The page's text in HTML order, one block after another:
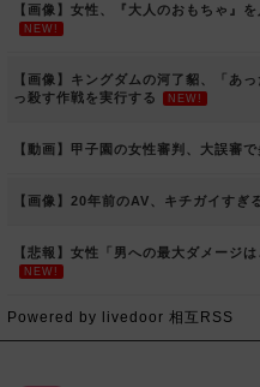
【画像】女性、『大人のおもちゃ』
NEW!
【画像】キングダムの河了貂、「あ
っ殺す作戦を実行する
NEW!
【動画】甲子園の女性審判、大誤審で
【画像】20年前のAV、キチガイす
【悲報】女性「男への最大ダメージ
NEW!
Powered by livedoor 相互RSS